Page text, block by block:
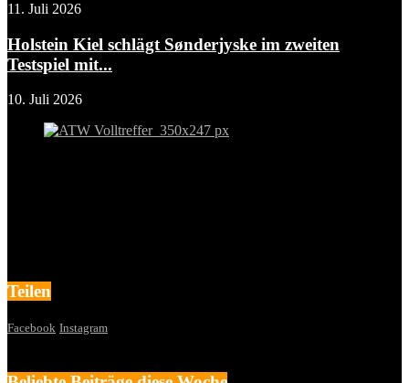
11. Juli 2026
Holstein Kiel schlägt Sønderjyske im zweiten
Testspiel mit...
10. Juli 2026
Teilen
Facebook Instagram